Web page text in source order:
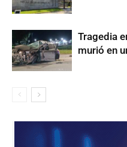
Tragedia
murió en